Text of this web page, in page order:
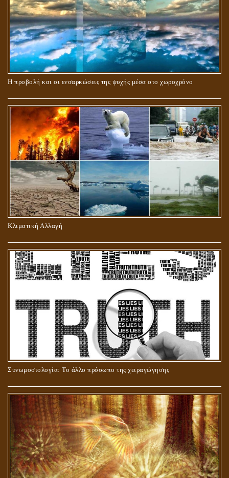
Η προβολή και οι ενσαρκώσεις της ψυχής μέσα στο χωροχρόνο
Κλιματική Αλλαγή
Συνωμοσιολογία: Το άλλο πρόσωπο της χειραγώγησης
ΠΕΡΙ ΓΑΜΟΥ ΚΑΙ ΔΙΑΖΥΓΙΟΥ
ΠΕΡΙ ΠΡΟΣΕΥΧΗΣ, ΝΗΣΤΕΙΑΣ ΚΑΙ ΕΛΕΗΜΟΣΥΝΗΣ
ΣΤΑΥΡΩΣΗ ΤΟΥ ΧΡΙΣΤΟΥ: ΜΥΘΟΣ Ή ΠΡΑΓΜΑΤΙΚΟΤΗΤΑ;